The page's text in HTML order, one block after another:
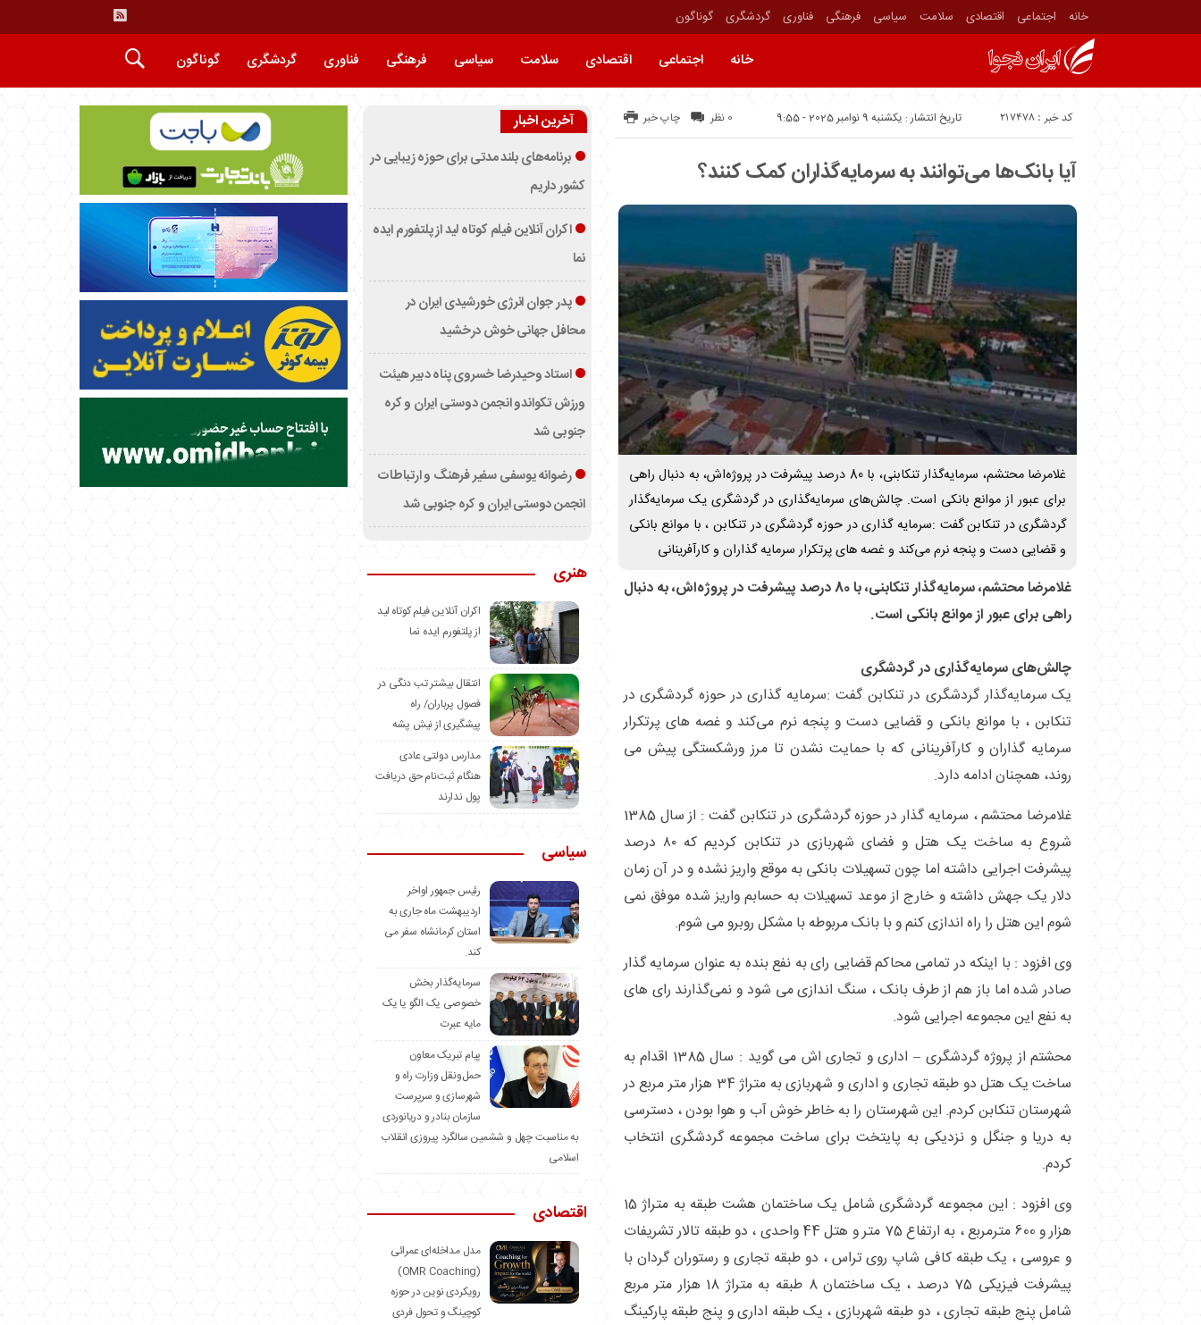
خانه اجتماعی اقتصادی سلامت سیاسی فرهنگی فناوری گردشگری گوناگون
خانه اجتماعی اقتصادی سلامت سیاسی فرهنگی فناوری گردشگری گوناگون
تاریخ انتشار : یکشنبه 9 نوامبر 2025 - 9:55 کد خبر : 217478 چاپ خبر 0 نظر
آیا بانک‌ها می‌توانند به سرمایه‌گذاران کمک کنند؟
غلامرضا محتشم، سرمایه‌گذار تنکابنی، با 80 درصد پیشرفت در پروژه‌اش، به دنبال راهی
برای عبور از موانع بانکی است. چالش‌های سرمایه‌گذاری در گردشگری یک سرمایه‌گذار
گردشگری در تنکابن گفت :سرمایه گذاری در حوزه گردشگری در تنکابن ، با موانع بانکی
و قضایی دست و پنجه نرم می‌کند و غصه های پرتکرار سرمایه گذاران و کارآفرینانی
غلامرضا محتشم، سرمایه‌گذار تنکابنی، با 80 درصد پیشرفت در پروژه‌اش، به دنبال
راهی برای عبور از موانع بانکی است.
چالش‌های سرمایه‌گذاری در گردشگری
یک سرمایه‌گذار گردشگری در تنکابن گفت :سرمایه گذاری در حوزه گردشگری در
تنکابن ، با موانع بانکی و قضایی دست و پنجه نرم می‌کند و غصه های پرتکرار
سرمایه گذاران و کارآفرینانی که با حمایت نشدن تا مرز ورشکستگی پیش می
روند، همچنان ادامه دارد.
غلامرضا محتشم ، سرمایه گذار در حوزه گردشگری در تنکابن گفت : از سال 1385
شروع به ساخت یک هتل و فضای شهربازی در تنکابن کردیم که ۸۰ درصد
پیشرفت اجرایی داشته اما چون تسهیلات بانکی به موقع واریز نشده و در آن زمان
دلار یک جهش داشته و خارج از موعد تسهیلات به حسابم واریز شده موفق نمی
شوم این هتل را راه اندازی کنم و با بانک مربوطه با مشکل روبرو می شوم.
وی افزود : با اینکه در تمامی محاکم قضایی رای به نفع بنده به عنوان سرمایه گذار
صادر شده اما باز هم از طرف بانک ، سنگ اندازی می شود و نمی‌گذارند رای های
به نفع این مجموعه اجرایی شود.
محشتم از پروژه گردشگری – اداری و تجاری اش می گوید : سال 1385 اقدام به
ساخت یک هتل دو طبقه تجاری و اداری و شهربازی به متراژ 34 هزار متر مربع در
شهرستان تنکابن کردم. این شهرستان را به خاطر خوش آب و هوا بودن ، دسترسی
به دریا و جنگل و نزدیکی به پایتخت برای ساخت مجموعه گردشگری انتخاب
کردم.
وی افزود : این مجموعه گردشگری شامل یک ساختمان هشت طبقه به متراژ 15
هزار و 600 مترمربع ، به ارتفاع 75 متر و هتل 44 واحدی ، دو طبقه تالار تشریفات
و عروسی ، یک طبقه کافی شاپ روی تراس ، دو طبقه تجاری و رستوران گردان با
پیشرفت فیزیکی 75 درصد ، یک ساختمان 8 طبقه به متراژ 18 هزار متر مربع
شامل پنج طبقه تجاری ، دو طبقه شهربازی ، یک طبقه اداری و پنج طبقه پارکینگ
آخرین اخبار
برنامه‌های بلند مدتی برای حوزه زیبایی در
کشور داریم
اکران آنلاین فیلم کوتاه لید از پلتفورم ایده
نما
پدر جوان انرژی خورشیدی ایران در
محافل جهانی خوش درخشید
استاد وحیدرضا خسروی پناه دبیر هیئت
ورزش تکواندو انجمن دوستی ایران و کره
جنوبی شد
رضوانه یوسفی سفیر فرهنگ و ارتباطات
انجمن دوستی ایران و کره جنوبی شد
هنری
اکران آنلاین فیلم کوتاه لید
از پلتفورم ایده نما
انتقال بیشتر تب دنگی در
فصول پرباران/ راه
پیشگیری از نیش پشه
مدارس دولتی عادی
هنگام ثبت‌نام حق دریافت
پول ندارند
سیاسی
رئیس جمهور اواخر
اردیبهشت ماه جاری به
استان کرمانشاه سفر می
کند.
سرمایه‌گذار بخش
خصوصی یک الگو یا یک
مایه عبرت
️پیام تبریک معاون
حمل‌ونقل وزارت راه و
شهرسازی و سرپرست
سازمان بنادر و دریانوردی
به مناسبت چهل و ششمین سالگرد پیروزی انقلاب
اسلامی
اقتصادی
مدل مداخله‌ای عمرائی
(OMR Coaching)
رویکردی نوین در حوزه
کوچینگ و تحول فردی